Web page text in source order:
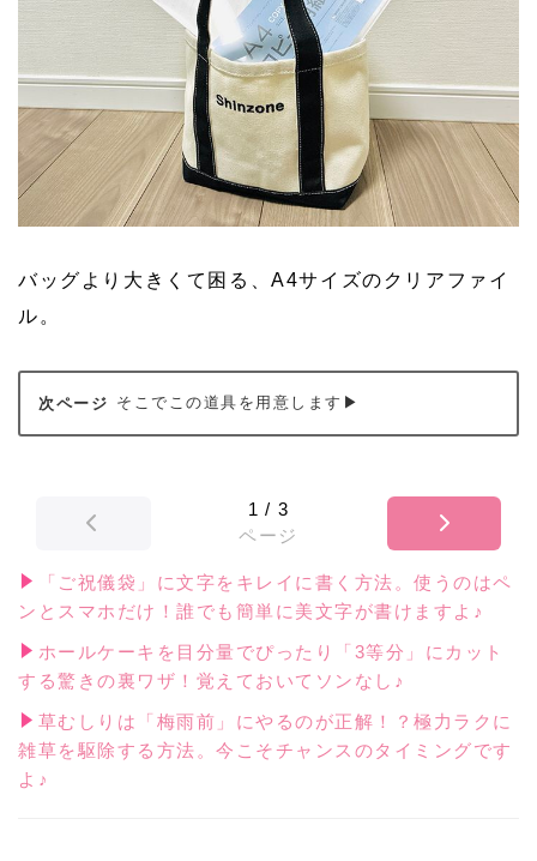
バッグより大きくて困る、A4サイズのクリアファイ
ル。
そこでこの道具を用意します▶
1 / 3
ページ
「ご祝儀袋」に文字をキレイに書く方法。使うのはペ
ンとスマホだけ！誰でも簡単に美文字が書けますよ♪
ホールケーキを目分量でぴったり「3等分」にカット
する驚きの裏ワザ！覚えておいてソンなし♪
草むしりは「梅雨前」にやるのが正解！？極力ラクに
雑草を駆除する方法。今こそチャンスのタイミングです
よ♪